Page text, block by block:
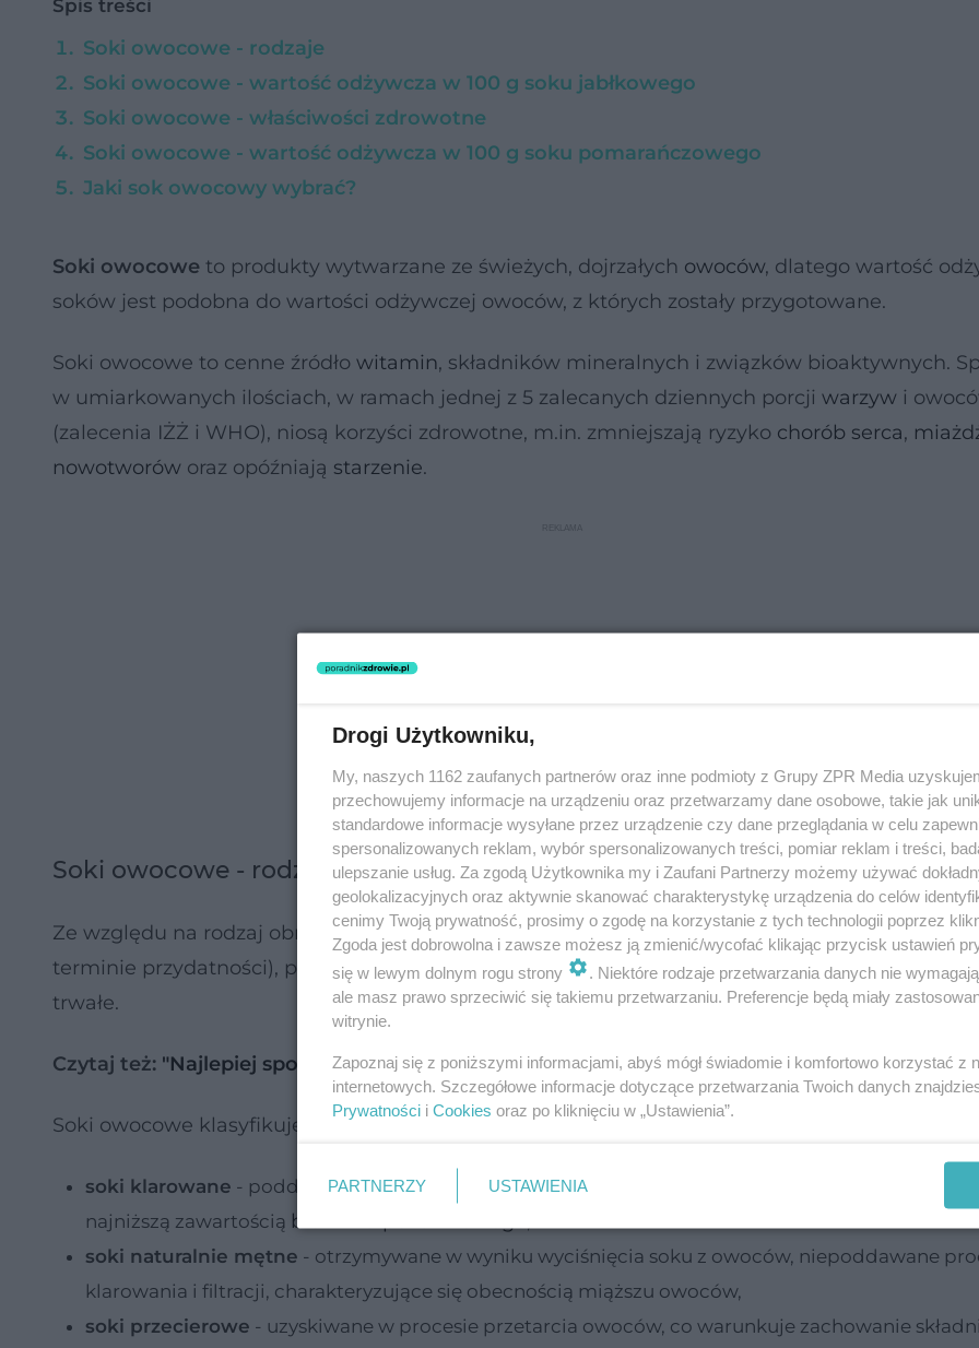
Spis treści
Soki owocowe - rodzaje
Soki owocowe - wartość odżywcza w 100 g soku jabłkowego
Soki owocowe - właściwości zdrowotne
Soki owocowe - wartość odżywcza w 100 g soku pomarańczowego
Jaki sok owocowy wybrać?
Soki owocowe to produkty wytwarzane ze świeżych, dojrzałych owoców, dlatego wartość
soków jest podobna do wartości odżywczej owoców, z których zostały przygotowane.
Soki owocowe to cenne źródło witamin, składników mineralnych i związków bioaktywnych.
w umiarkowanych ilościach, w ramach jednej z 5 zalecanych dziennych porcji warzyw i
(zalecenia IŻŻ i WHO), niosą korzyści zdrowotne, m.in. zmniejszają ryzyko chorób serca,
nowotworów oraz opóźniają starzenie.
Soki owocowe - rodzaje
Ze względu na rodzaj obróbki termicznej wyodrębnia się soki niepasteryzowane (soki o
terminie przydatności), pasteryzowane w niskiej temperaturze i soki pasteryzowane -
trwałe.
Czytaj też: "Najlepiej spożyć PRZED" i "należy spożyć DO". Jak czytać daty ważności na
Soki owocowe klasyfikuje się również ze względu na sposób produkcji:
soki klarowane - poddawane procesowi klarowania i filtracji, bez oznak zmętnienia, soki te
najniższą zawartością błonnika pokarmowego
soki naturalnie mętne - otrzymywane w wyniku wyciśnięcia soku z owoców, niepoddawane
klarowania i filtracji, charakteryzujące się obecnością miąższu owoców,
soki przecierowe - uzyskiwane w procesie przetarcia owoców, co warunkuje zachowanie
Drogi Użytkowniku,
My, naszych 1162 zaufanych partnerów oraz inne podmioty z Grupy ZPR Media
przechowujemy informacje na urządzeniu oraz przetwarzamy dane osobowe, takie jak
standardowe informacje wysyłane przez urządzenie czy dane przeglądania w celu
spersonalizowanych reklam, wybór spersonalizowanych treści, pomiar reklam i treści,
ulepszanie usług. Za zgodą Użytkownika my i Zaufani Partnerzy możemy używać
geolokalizacyjnych oraz aktywnie skanować charakterystykę urządzenia do celów
cenimy Twoją prywatność, prosimy o zgodę na korzystanie z tych technologii poprzez
Zgoda jest dobrowolna i zawsze możesz ją zmienić/wycofać klikając przycisk ustawień
się w lewym dolnym rogu strony
. Niektóre rodzaje przetwarzania danych nie
ale masz prawo sprzeciwić się takiemu przetwarzaniu. Preferencje będą miały
witrynie.
Zapoznaj się z poniższymi informacjami, abyś mógł świadomie i komfortowo korzystać z
internetowych. Szczegółowe informacje dotyczące przetwarzania Twoich danych
Prywatności i Cookies oraz po kliknięciu w „Ustawienia”.
PARTNERZY USTAWIENIA